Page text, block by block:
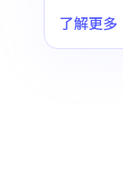
以帮
得更
了解更多